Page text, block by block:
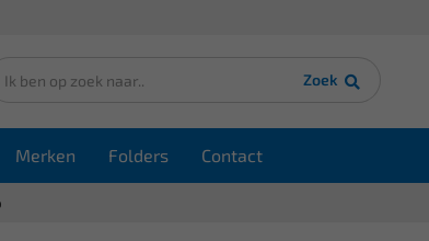
Zoek
Merken Folders Contact